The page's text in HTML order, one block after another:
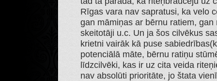
Rīgas vara nav sapratusi, ka velo
gan māmiņas ar bērnu ratiem,
skeitotāji u.c. Un ja šos cilvēkus
krietni vairāk kā puse
potenciālā māte, bērnu ratiņu
līdzcilvēki, kas ir uz cita veida
nav absolūti prioritāte, jo štata